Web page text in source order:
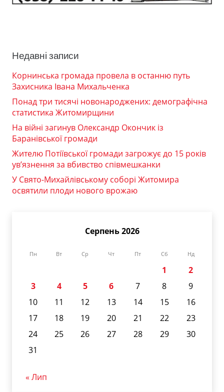
Недавні записи
Корнинська громада провела в останню путь
Захисника Івана Михальченка
Понад три тисячі новонароджених: демографічна
статистика Житомирщини
На війні загинув Олександр Окончик із
Баранівської громади
Жителю Потіївської громади загрожує до 15 років
ув’язнення за вбивство співмешканки
У Свято-Михайлівському соборі Житомира
освятили плоди нового врожаю
Серпень 2026
Пн Вт Ср Чт Пт Сб Нд
1
2
3
4 5 6 7 8
9
10
11 12 13 14 15
16
17
18 19 20 21 22
23
24
25 26 27 28 29
30
31
« Лип